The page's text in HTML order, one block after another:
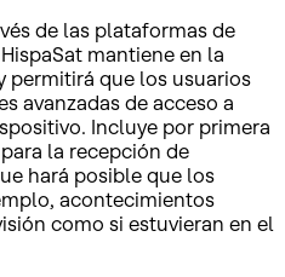
de las plataformas de
mantiene en la
permitirá que los usuarios
avanzadas de acceso a
Incluye por primera
la recepción de
hará posible que los
acontecimientos
como si estuvieran en el